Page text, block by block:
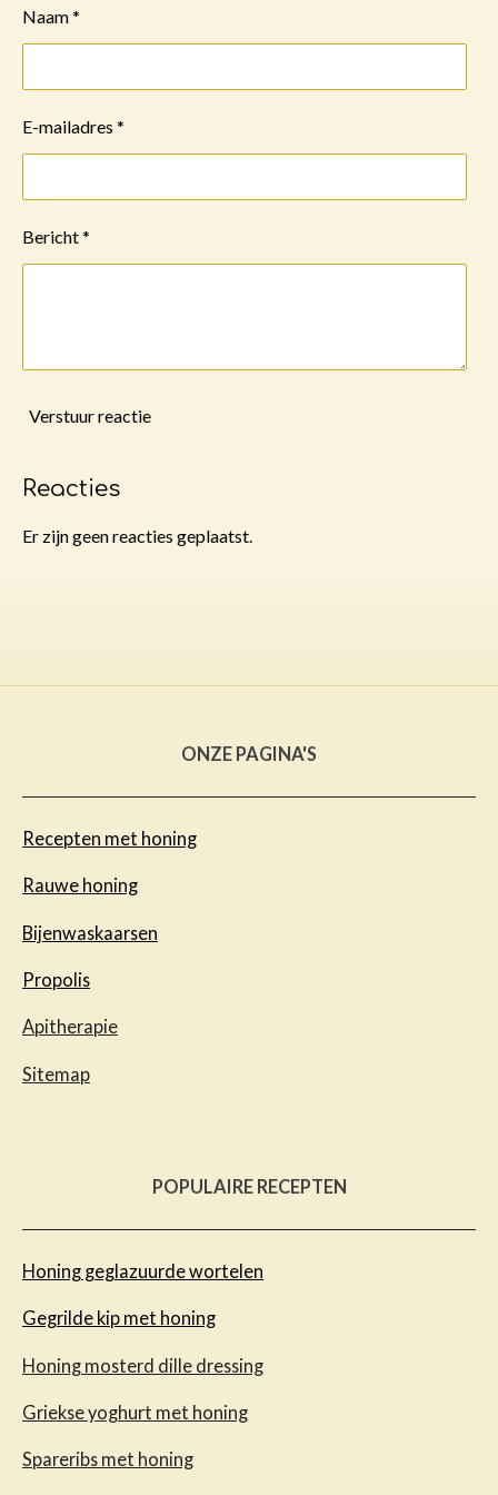
Naam *
E-mailadres *
Bericht *
Verstuur reactie
Reacties
Er zijn geen reacties geplaatst.
ONZE PAGINA'S
Recepten met honing
Rauwe honing
Bijenwaskaarsen
Propolis
Apitherapie
Sitemap
POPULAIRE RECEPTEN
Honing geglazuurde wortelen
Gegrilde kip met honing
Honing mosterd dille dressing
Griekse yoghurt met honing
Spareribs met honing